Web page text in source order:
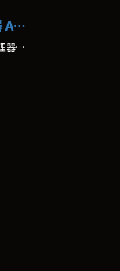
Power Quest 505 電源處理器 AudioQuest
PowerQuest 505 是一款高性能的電源處理器，具有12個AC插座。